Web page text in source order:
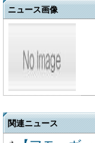
ニュース画像
関連ニュース